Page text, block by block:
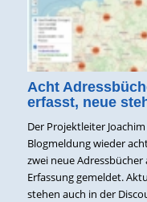
Acht
erfasst, neue
Der Projektleiter
Blogmeldung wieder
zwei neue
Erfassung gemeldet.
stehen auch in der